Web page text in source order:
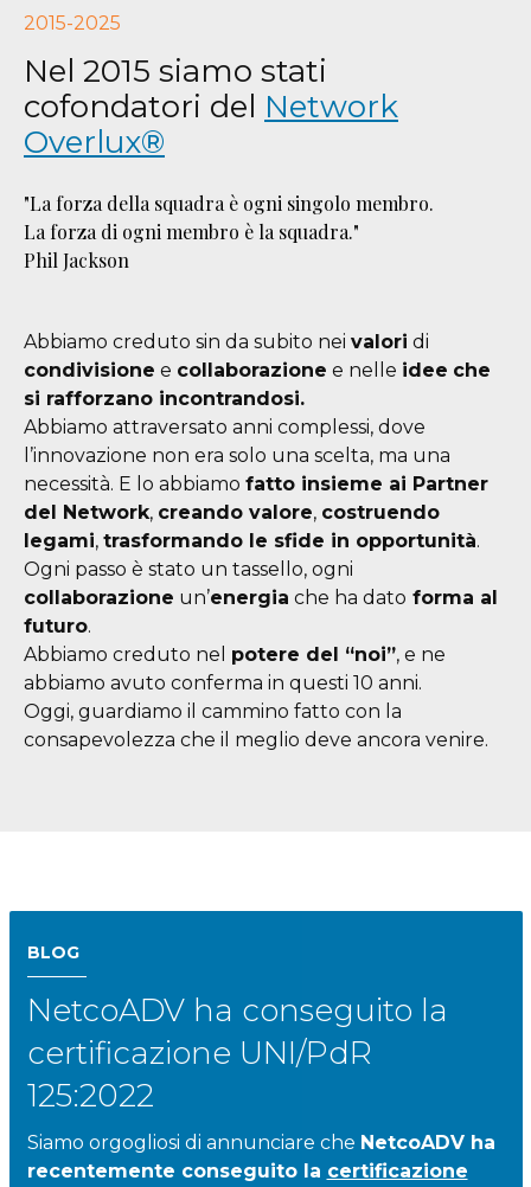
2015-2025
Nel 2015 siamo stati
cofondatori del Network
Overlux®
"La forza della squadra è ogni singolo membro.
La forza di ogni membro è la squadra."
Phil Jackson
Abbiamo creduto sin da subito nei valori di
condivisione e collaborazione e nelle idee che
si rafforzano incontrandosi.
Abbiamo attraversato anni complessi, dove
l’innovazione non era solo una scelta, ma una
necessità. E lo abbiamo fatto insieme ai Partner
del Network, creando valore, costruendo
legami, trasformando le sfide in opportunità.
Ogni passo è stato un tassello, ogni
collaborazione un’energia che ha dato forma al
futuro.
Abbiamo creduto nel potere del “noi”, e ne
abbiamo avuto conferma in questi 10 anni.
Oggi, guardiamo il cammino fatto con la
consapevolezza che il meglio deve ancora venire.
BLOG
NetcoADV ha conseguito la
certificazione UNI/PdR
125:2022
Siamo orgogliosi di annunciare che NetcoADV ha
recentemente conseguito la certificazione